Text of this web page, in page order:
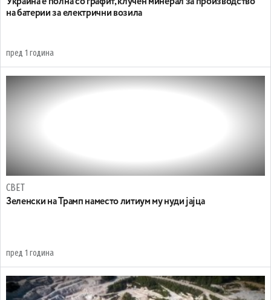
на батерии за електрични возила
пред 1 година
СВЕТ
Зеленски на Трамп наместо литиум му нуди јајца
пред 1 година